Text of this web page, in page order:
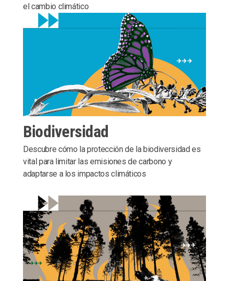
el cambio climático
Biodiversidad
Descubre cómo la protección de la biodiversidad es
vital para limitar las emisiones de carbono y
adaptarse a los impactos climáticos